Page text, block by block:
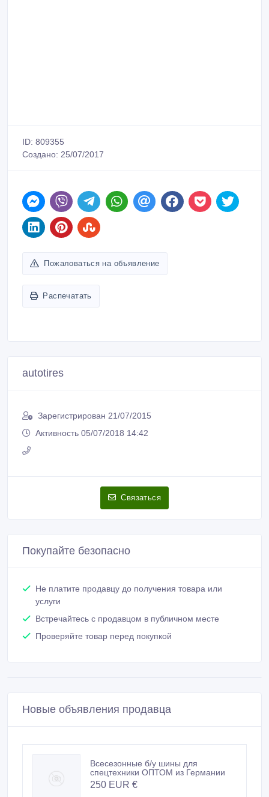
ID: 809355
Создано: 25/07/2017
Пожаловаться на объявление
Распечатать
autotires
Зарегистрирован 21/07/2015
Активность 05/07/2018 14:42
Связаться
Покупайте безопасно
Не платите продавцу до получения товара или
услуги
Встречайтесь с продавцом в публичном месте
Проверяйте товар перед покупкой
Новые объявления продавца
Всесезонные б/у шины для
спецтехники ОПТОМ из Германии
250 EUR €